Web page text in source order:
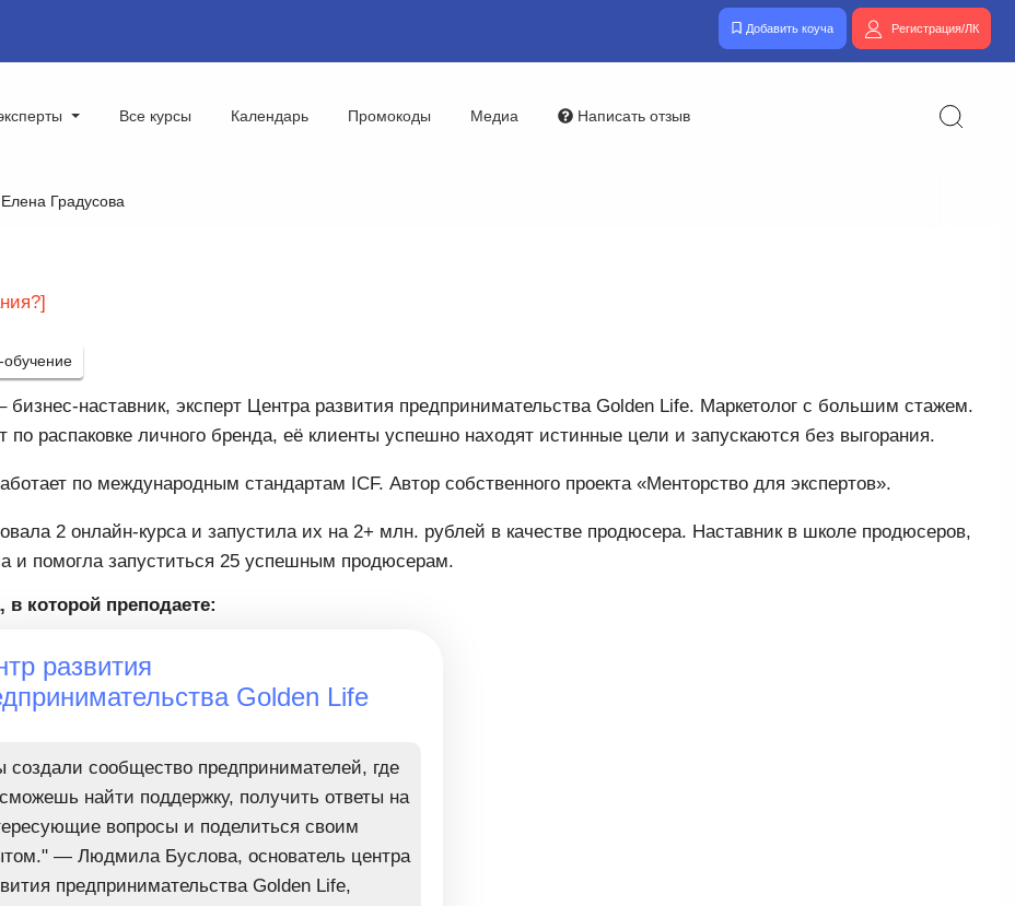
Добавить коуча Регистрация/ЛК
Все курсы Календарь Промокоды Медиа Написать отзыв
Елена Градусова
обучение
бизнес-наставник, эксперт Центра развития предпринимательства Golden Life. Маркетолог с большим стажем.
по распаковке личного бренда, её клиенты успешно находят истинные цели и запускаются без выгорания.
по международным стандартам ICF. Автор собственного проекта «Менторство для экспертов».
2 онлайн-курса и запустила их на 2+ млн. рублей в качестве продюсера. Наставник в школе продюсеров,
и помогла запуститься 25 успешным продюсерам.
которой преподаете:
развития
Golden Life
создали сообщество предпринимателей, где
найти поддержку, получить ответы на
вопросы и поделиться своим
— Людмила Буслова, основатель центра
предпринимательства Golden Life,